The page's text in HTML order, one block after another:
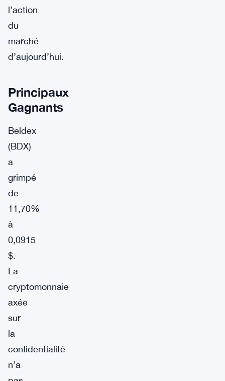
l’action
du
marché
d’aujourd’hui.
Principaux
Gagnants
Beldex
(BDX)
a
grimpé
de
11,70%
à
0,0915
$.
La
cryptomonnaie
axée
sur
la
confidentialité
n’a